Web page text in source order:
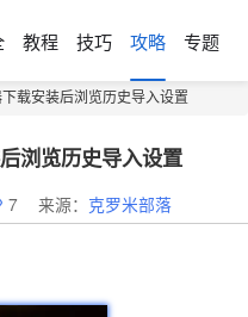
教程 技巧 攻略 专题
载安装后浏览历史导入设置
浏览历史导入设置
7 来源： 克罗米部落